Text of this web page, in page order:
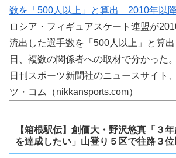
数を「500人以上」と算出 2010年以降
ロシア・フィギュアスケート連盟が
流出した選手数を「500人以上」と算
日、複数の関係者への取材で分かった
日刊スポーツ新聞社のニュースサイト
ツ・コム（nikkansports.com）
【箱根駅伝】創価大・野沢悠真「３
を達成したい」山登り５区で往路３位